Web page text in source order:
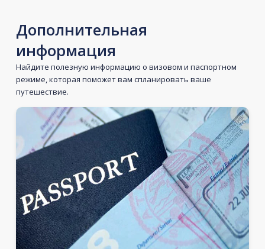
Дополнительная
информация
Найдите полезную информацию о визовом и паспортном
режиме, которая поможет вам спланировать ваше
путешествие.